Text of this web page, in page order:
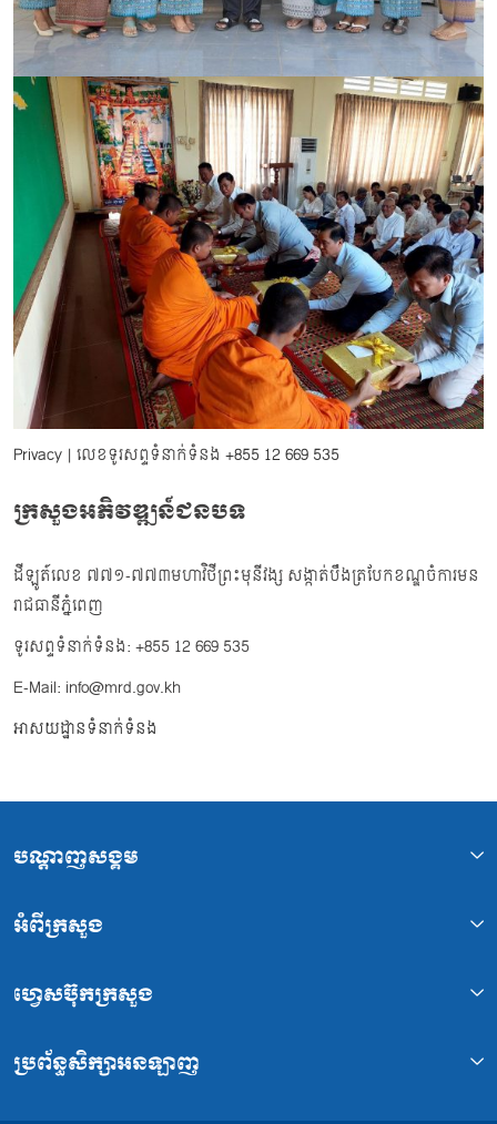
Privacy | លេខទូរសព្ទទំនាក់ទំនង +855 12 669 535
ក្រសួងអភិវឌ្ឍន៍ជនបទ
ដីឡូត៍លេខ ៧៧១-៧៧៣មហាវិថីព្រះមុនីវង្ស សង្កាត់បឹងត្របែកខណ្ឌចំការមន
រាជធានីភ្នំពេញ
ទូរសព្ទទំនាក់ទំនង: +855 12 669 535
E-Mail: info@mrd.gov.kh
អាសយដ្ឋានទំនាក់ទំនង
បណ្ដាញសង្គម
អំពីក្រសួង
ហ្វេសប៊ុកក្រសួង
ប្រព័ន្ធសិក្សាអនឡាញ